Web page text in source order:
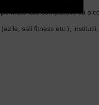
materiale compatibile cu
sali fitness etc.),